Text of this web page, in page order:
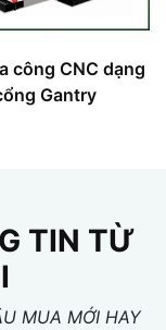
công CNC dạng
Gantry
TIN TỪ
MUA MỚI HAY